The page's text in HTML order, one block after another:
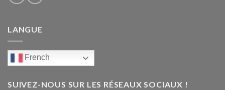
LANGUE
French
SUIVEZ-NOUS SUR LES RÉSEAUX SOCIAUX !